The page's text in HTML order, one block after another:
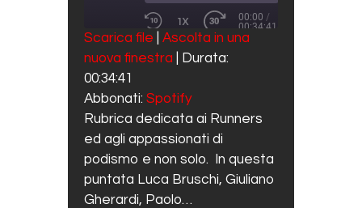
REWIND 10 SECONDS
1X
FAST FORWARD 30
00:00 /
00:34:41
SUBSCRIBE SHARE
Spotify
RSS FEED
SHARE
LINK
EMBED
Scarica file
Ascolta in una
nuova finestra
Durata:
00:34:41
Abbonati: Spotify
Rubrica dedicata ai Runners
ed agli appassionati di
podismo e non solo. In questa
puntata Luca Bruschi, Giuliano
Gherardi, Paolo…